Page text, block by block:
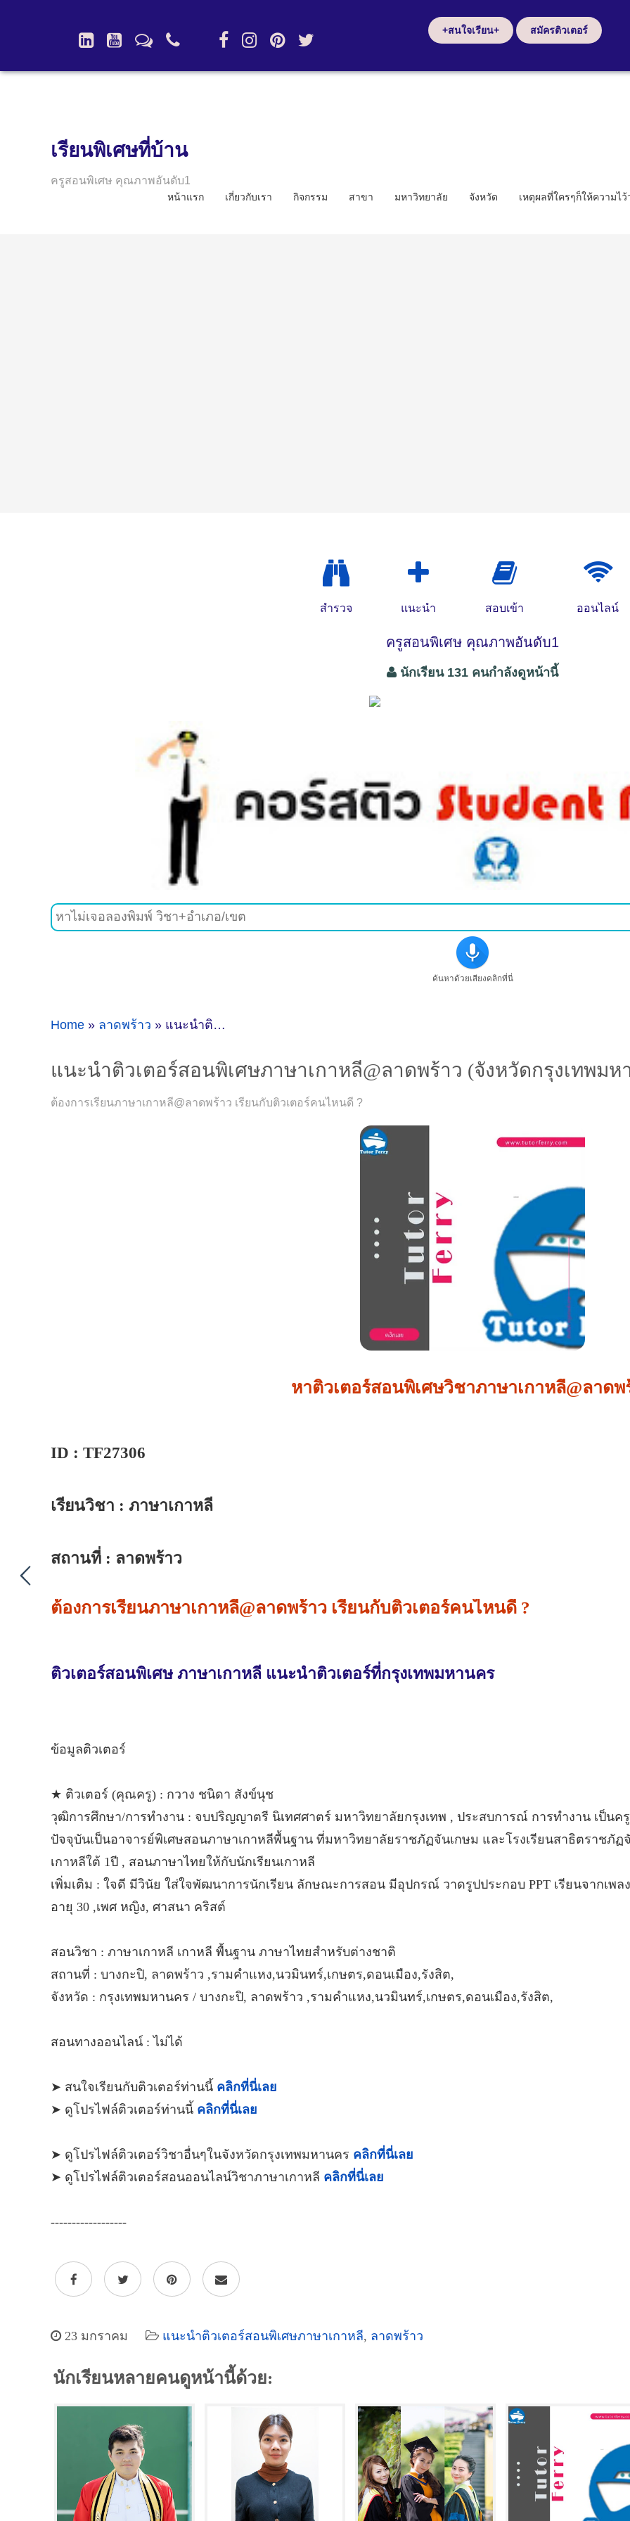
+สนใจเรียน+ สมัครติวเตอร์
เรียนพิเศษที่บ้าน
ครูสอนพิเศษ คุณภาพอันดับ1
หน้าแรก เกี่ยวกับเรา กิจกรรม สาขา มหาวิทยาลัย จังหวัด เหตุผลที่ใครๆก็ให้ความไว้
สำรวจ แนะนำ สอบเข้า ออนไลน์
ครูสอนพิเศษ คุณภาพอันดับ1
นักเรียน 131 คนกำลังดูหน้านี้
ค้นหาด้วยเสียงคลิกที่นี่
Home » ลาดพร้าว » แนะนำติวเตอร์สอนพิเศษภาษาเกาหลี@ลาดพร้าว (จังหวัดกรุงเทพมหานคร)
แนะนำติวเตอร์สอนพิเศษภาษาเกาหลี@ลาดพร้าว (จังหวัดกรุงเทพมห
ต้องการเรียนภาษาเกาหลี@ลาดพร้าว เรียนกับติวเตอร์คนไหนดี ?
หาติวเตอร์สอนพิเศษวิชาภาษาเกาหลี@ลาดพ
ID : TF27306
เรียนวิชา : ภาษาเกาหลี
สถานที่ : ลาดพร้าว
ต้องการเรียนภาษาเกาหลี@ลาดพร้าว เรียนกับติวเตอร์คนไหนดี ?
ติวเตอร์สอนพิเศษ ภาษาเกาหลี แนะนำติวเตอร์ที่กรุงเทพมหานคร
ข้อมูลติวเตอร์
★ ติวเตอร์ (คุณครู) : กวาง ชนิดา สังข์นุช
วุฒิการศึกษา/การทำงาน : จบปริญญาตรี นิเทศศาตร์ มหาวิทยาลัยกรุงเทพ , ประสบการณ์ การทำงาน เป็นค
ปัจจุบันเป็นอาจารย์พิเศษสอนภาษาเกาหลีพื้นฐาน ที่มหาวิทยาลัยราชภัฏจันเกษม และโรงเรียนสาธิตราชภั
เกาหลีใต้ 1ปี , สอนภาษาไทยให้กับนักเรียนเกาหลี
เพิ่มเติม : ใจดี มีวินัย ใส่ใจพัฒนาการนักเรียน ลักษณะการสอน มีอุปกรณ์ วาดรูปประกอบ PPT เรียนจากเพ
อายุ 30 ,เพศ หญิง, ศาสนา คริสต์
สอนวิชา : ภาษาเกาหลี เกาหลี พื้นฐาน ภาษาไทยสำหรับต่างชาติ
สถานที่ : บางกะปิ, ลาดพร้าว ,รามคำแหง,นวมินทร์,เกษตร,ดอนเมือง,รังสิต,
จังหวัด : กรุงเทพมหานคร / บางกะปิ, ลาดพร้าว ,รามคำแหง,นวมินทร์,เกษตร,ดอนเมือง,รังสิต,
สอนทางออนไลน์ : ไม่ได้
➤ สนใจเรียนกับติวเตอร์ท่านนี้ คลิกที่นี่เลย
➤ ดูโปรไฟล์ติวเตอร์ท่านนี้ คลิกที่นี่เลย
➤ ดูโปรไฟล์ติวเตอร์วิชาอื่นๆในจังหวัดกรุงเทพมหานคร คลิกที่นี่เลย
➤ ดูโปรไฟล์ติวเตอร์สอนออนไลน์วิชาภาษาเกาหลี คลิกที่นี่เลย
------------------
23 มกราคม แนะนำติวเตอร์สอนพิเศษภาษาเกาหลี, ลาดพร้าว
นักเรียนหลายคนดูหน้านี้ด้วย: